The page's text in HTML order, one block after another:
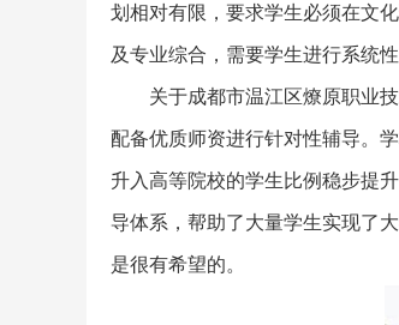
划相对有限，要求学生必须在文
及专业综合，需要学生进行系统性
关于成都市温江区燎原职业
配备优质师资进行针对性辅导。
升入高等院校的学生比例稳步提
导体系，帮助了大量学生实现了
是很有希望的。